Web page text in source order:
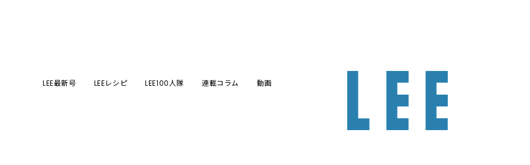
LEE最新号 LEEレシピ LEE100人隊 連載コラム 動画